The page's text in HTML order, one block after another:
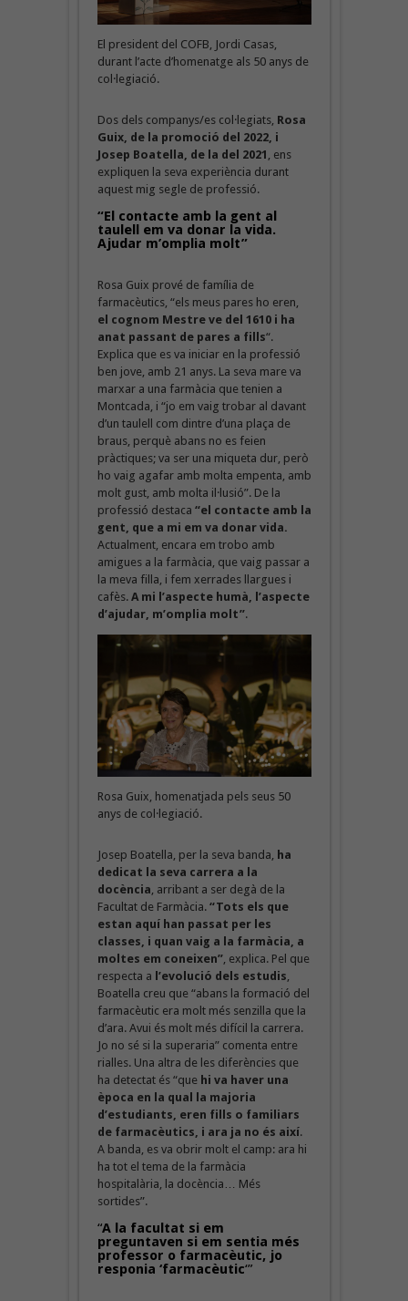
El president del COFB, Jordi Casas,
durant l’acte d’homenatge als 50 anys de
col·legiació.
Dos dels companys/es col·legiats, Rosa
Guix, de la promoció del 2022, i
Josep Boatella, de la del 2021 , ens
expliquen la seva experiència durant
aquest mig segle de professió.
“El contacte amb la gent al
taulell em va donar la vida.
Ajudar m’omplia molt”
Rosa Guix prové de família de
farmacèutics, “els meus pares ho eren,
el cognom Mestre ve del 1610 i ha
anat passant de pares a fills“.
Explica que es va iniciar en la professió
ben jove, amb 21 anys. La seva mare va
marxar a una farmàcia que tenien a
Montcada, i “jo em vaig trobar al davant
d’un taulell com dintre d’una plaça de
braus, perquè abans no es feien
pràctiques; va ser una miqueta dur, però
ho vaig agafar amb molta empenta, amb
molt gust, amb molta il·lusió”. De la
professió destaca “el contacte amb la
gent, que a mi em va donar vida.
Actualment, encara em trobo amb
amigues a la farmàcia, que vaig passar a
la meva filla, i fem xerrades llargues i
cafès. A mi l’aspecte humà, l’aspecte
d’ajudar, m’omplia molt”.
Rosa Guix, homenatjada pels seus 50
anys de col·legiació.
Josep Boatella, per la seva banda, ha
dedicat la seva carrera a la
docència , arribant a ser degà de la
Facultat de Farmàcia. “Tots els que
estan aquí han passat per les
classes, i quan vaig a la farmàcia, a
moltes em coneixen”, explica. Pel que
respecta a l’evolució dels estudis
Boatella creu que “abans la formació del
farmacèutic era molt més senzilla que la
d’ara. Avui és molt més difícil la carrera.
Jo no sé si la superaria” comenta entre
rialles. Una altra de les diferències que
ha detectat és “que hi va haver una
època en la qual la majoria
d’estudiants, eren fills o familiars
de farmacèutics, i ara ja no és així.
A banda, es va obrir molt el camp: ara hi
ha tot el tema de la farmàcia
hospitalària, la docència… Més
sortides”.
“A la facultat si em
preguntaven si em sentia més
professor o farmacèutic, jo
responia ‘farmacèutic‘”